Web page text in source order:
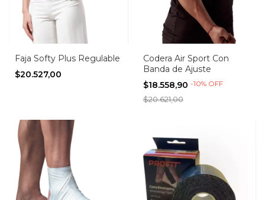
Faja Softy Plus Regulable
$20.527,00
Codera Air Sport Con
Banda de Ajuste
$18.558,90 -10% OFF
$20.621,00